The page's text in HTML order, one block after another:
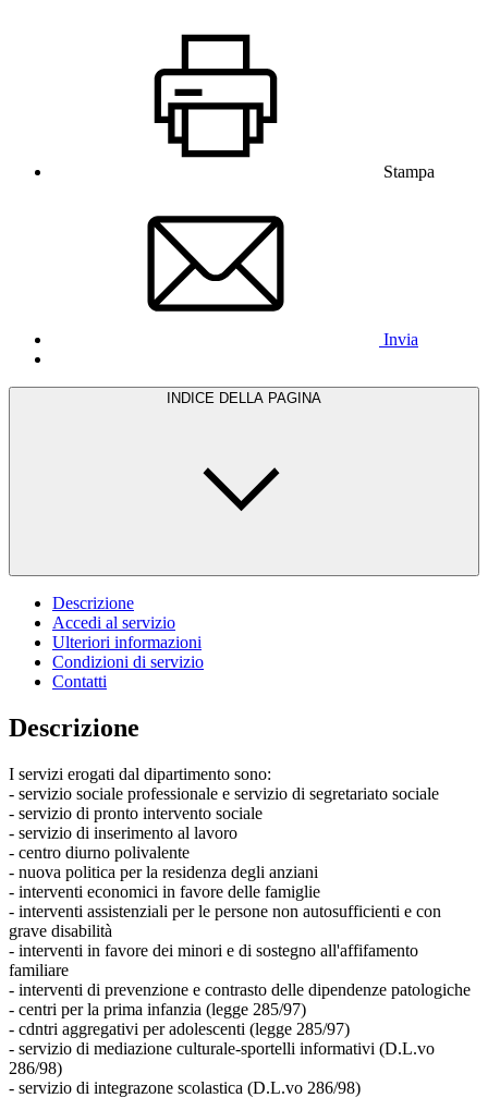
Stampa
Invia
INDICE DELLA PAGINA
Descrizione
Accedi al servizio
Ulteriori informazioni
Condizioni di servizio
Contatti
Descrizione
I servizi erogati dal dipartimento sono:
- servizio sociale professionale e servizio di segretariato sociale
- servizio di pronto intervento sociale
- servizio di inserimento al lavoro
- centro diurno polivalente
- nuova politica per la residenza degli anziani
- interventi economici in favore delle famiglie
- interventi assistenziali per le persone non autosufficienti e con
grave disabilità
- interventi in favore dei minori e di sostegno all'affifamento
familiare
- interventi di prevenzione e contrasto delle dipendenze patologiche
- centri per la prima infanzia (legge 285/97)
- cdntri aggregativi per adolescenti (legge 285/97)
- servizio di mediazione culturale-sportelli informativi (D.L.vo
286/98)
- servizio di integrazone scolastica (D.L.vo 286/98)